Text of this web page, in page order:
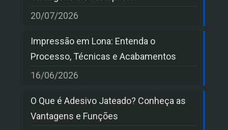
20/07/2026
Impressão em Lona: Entenda o
Processo, Técnicas e Acabamentos
16/06/2026
O Que é Adesivo Jateado? Conheça as
Vantagens e Funções